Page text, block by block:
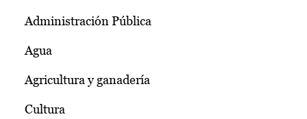
Administración Pública
Agua
Agricultura y ganadería
Cultura